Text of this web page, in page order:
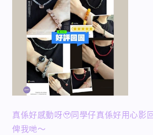
真係好感動呀🥹同學仔真係好用心影
俾我哋～